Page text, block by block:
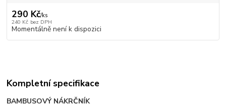
290 Kč/ks
240 Kč bez DPH
Momentálně není k dispozici
Kompletní specifikace
BAMBUSOVÝ NÁKRČNÍK